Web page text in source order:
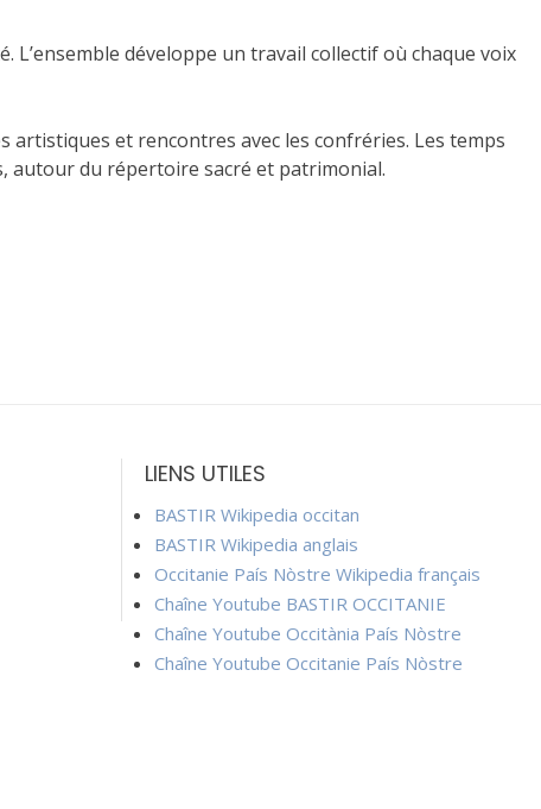
développe un travail collectif où chaque voix
artistiques et rencontres avec les confréries. Les temps
autour du répertoire sacré et patrimonial.
LIENS UTILES
BASTIR Wikipedia occitan
BASTIR Wikipedia anglais
Occitanie País Nòstre Wikipedia français
Chaîne Youtube BASTIR OCCITANIE
Chaîne Youtube Occitània País Nòstre
Chaîne Youtube Occitanie País Nòstre